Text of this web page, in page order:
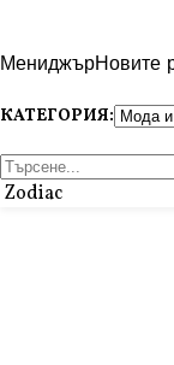
МениджърНовите
КАТЕГОРИЯ:
Zodiac